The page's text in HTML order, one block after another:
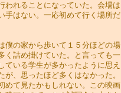
われることになっていた。会場は
手はない。一応初めて行く場所だ
の家から歩いて１５分ほどの場
く詰め掛けていた。と言っても一
いる学生が多かったように思え
、思ったほど多くはなかった。
めて見たかもしれない。この映画